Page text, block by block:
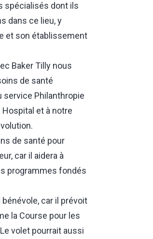
spécialisés dont ils
dans ce lieu, y
et son établissement
Baker Tilly nous
de santé
service Philanthropie
Hospital et à notre
de santé pour
car il aidera à
programmes fondés
car il prévoit
la Course pour les
volet pourrait aussi